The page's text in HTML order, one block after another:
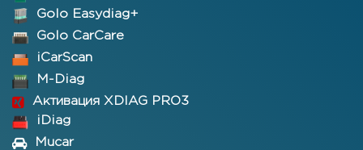
Golo Easydiag+
Golo CarCare
iCarScan
M-Diag
Активация XDIAG PRO3
iDiag
Mucar